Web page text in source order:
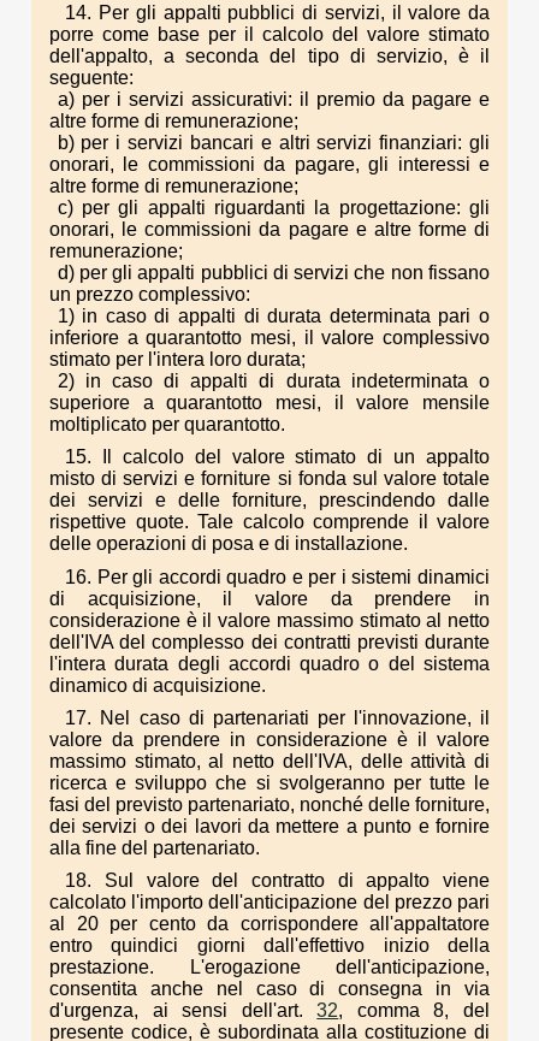
14. Per gli appalti pubblici di servizi, il valore da
porre come base per il calcolo del valore stimato
dell'appalto, a seconda del tipo di servizio, è il
seguente:
a) per i servizi assicurativi: il premio da pagare e
altre forme di remunerazione;
b) per i servizi bancari e altri servizi finanziari: gli
onorari, le commissioni da pagare, gli interessi e
altre forme di remunerazione;
c) per gli appalti riguardanti la progettazione: gli
onorari, le commissioni da pagare e altre forme di
remunerazione;
d) per gli appalti pubblici di servizi che non fissano
un prezzo complessivo:
1) in caso di appalti di durata determinata pari o
inferiore a quarantotto mesi, il valore complessivo
stimato per l'intera loro durata;
2) in caso di appalti di durata indeterminata o
superiore a quarantotto mesi, il valore mensile
moltiplicato per quarantotto.
15. Il calcolo del valore stimato di un appalto
misto di servizi e forniture si fonda sul valore totale
dei servizi e delle forniture, prescindendo dalle
rispettive quote. Tale calcolo comprende il valore
delle operazioni di posa e di installazione.
16. Per gli accordi quadro e per i sistemi dinamici
di acquisizione, il valore da prendere in
considerazione è il valore massimo stimato al netto
dell'IVA del complesso dei contratti previsti durante
l'intera durata degli accordi quadro o del sistema
dinamico di acquisizione.
17. Nel caso di partenariati per l'innovazione, il
valore da prendere in considerazione è il valore
massimo stimato, al netto dell'IVA, delle attività di
ricerca e sviluppo che si svolgeranno per tutte le
fasi del previsto partenariato, nonché delle forniture,
dei servizi o dei lavori da mettere a punto e fornire
alla fine del partenariato.
18. Sul valore del contratto di appalto viene
calcolato l'importo dell'anticipazione del prezzo pari
al 20 per cento da corrispondere all'appaltatore
entro quindici giorni dall'effettivo inizio della
prestazione. L'erogazione dell'anticipazione,
consentita anche nel caso di consegna in via
d'urgenza, ai sensi dell'art.32, comma 8, del
presente codice, è subordinata alla costituzione di